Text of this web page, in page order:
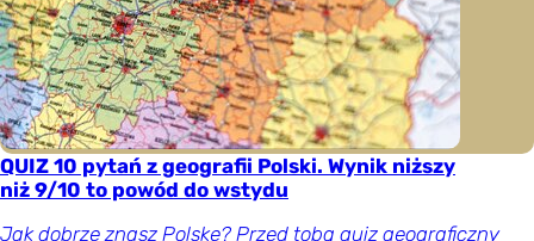
QUIZ 10 pytań z geografii Polski. Wynik niższy
niż 9/10 to powód do wstydu
Jak dobrze znasz Polskę? Przed tobą quiz geograficzny